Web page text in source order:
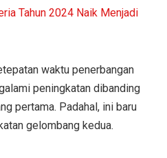
Tahun 2024 Naik Menjadi
waktu penerbangan
peningkatan dibanding
pertama. Padahal, ini baru
gelombang kedua.